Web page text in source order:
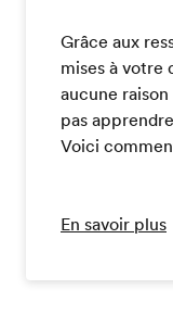
Grâce aux
mises à votre
aucune
pas
Voici
En savoir plus